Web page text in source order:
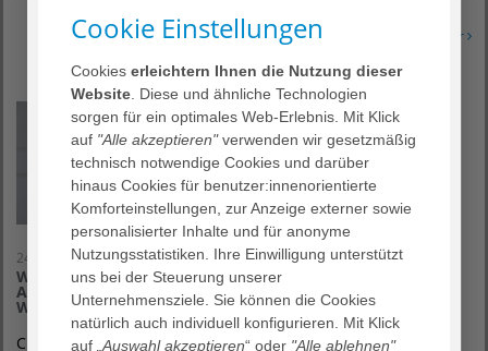
Erfahren Sie mehr
24. März 2025
Wechsel an der Spitze: Christian Heyn übernimmt bei
AGAPLESION eine neue Aufgabe im Geschäftsbereich
Wohnen und Pflegen
Christian Heyn, der seit Januar 2019 den Zentralen Dienst
Cookie Einstellungen
Cookieserleichtern Ihnen die Nutzung dieser
Website . Diese und ähnliche Technologien
sorgen für ein optimales Web-Erlebnis. Mit Klick
auf "Alle akzeptieren"verwenden wir gesetzmäßig
technisch notwendige Cookies und darüber
hinaus Cookies für benutzer:innenorientierte
Komforteinstellungen, zur Anzeige externer sowie
personalisierter Inhalte und für anonyme
Nutzungsstatistiken. Ihre Einwilligung unterstützt
uns bei der Steuerung unserer
Unternehmensziele. Sie können die Cookies
natürlich auch individuell konfigurieren. Mit Klick
auf „Auswahl akzeptieren“ oder "Alle ablehnen"